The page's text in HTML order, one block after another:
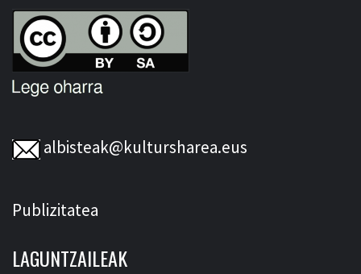
albisteak@kultursharea.eus
Publizitatea
LAGUNTZAILEAK